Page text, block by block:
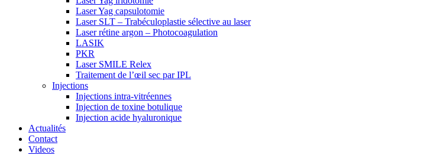
Laser Yag capsulotomie
Laser SLT – Trabéculoplastie sélective au laser
Laser rétine argon – Photocoagulation
LASIK
PKR
Laser SMILE Relex
Traitement de l’œil sec par IPL
Injections
Injections intra-vitréennes
Injection de toxine botulique
Injection acide hyaluronique
Actualités
Contact
Videos